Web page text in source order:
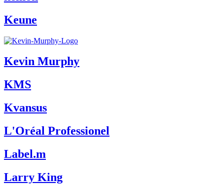
Keune
Kevin Murphy
KMS
Kvansus
L'Oréal Professionel
Label.m
Larry King